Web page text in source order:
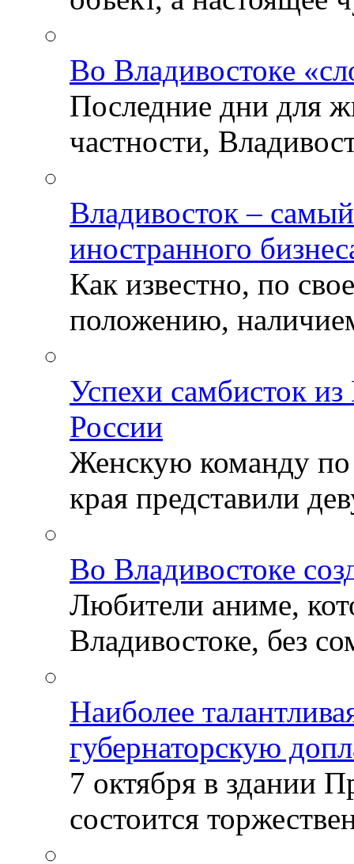
Во Владивостоке
Последние дни для
частности,
Владивосток –
иностранного
Как известно, по
положению,
Успехи самбисток
России
Женскую команду
края представили
Во Владивостоке
Любители аниме,
Владивостоке, без
Наиболее
губернаторскую
7 октября в здании
состоится